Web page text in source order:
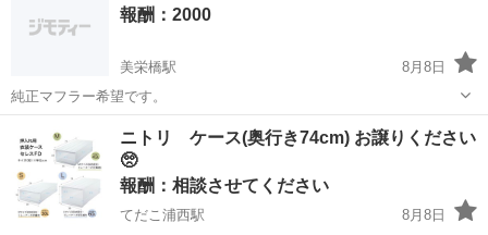
報酬：2000
美栄橋駅
8月8日
純正マフラー希望です。
美栄橋駅 買いたい/ください
ニトリ ケース(奥行き74cm) お譲りください
🥺
報酬：相談させてください
てだこ浦西駅
8月8日